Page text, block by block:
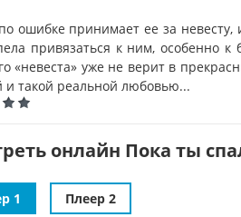
ошибке принимает ее за
привязаться к ним, особенно
«невеста» уже не верит в
и такой реальной любовью...
онлайн Пока ты
1 Плеер 2